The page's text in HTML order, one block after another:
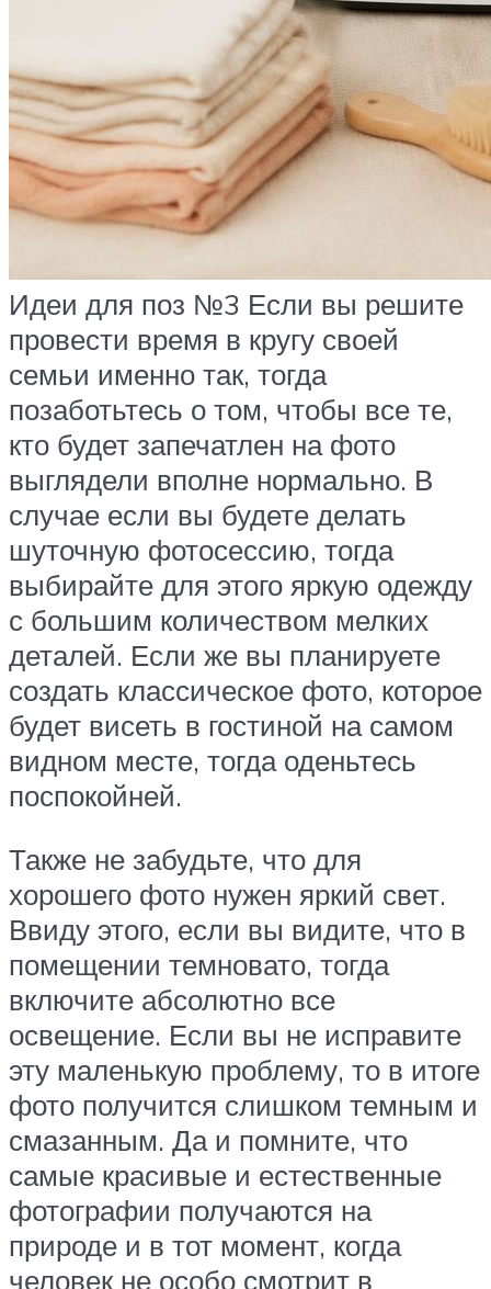
Идеи для поз №3 Если вы решите
провести время в кругу своей
семьи именно так, тогда
позаботьтесь о том, чтобы все те,
кто будет запечатлен на фото
выглядели вполне нормально. В
случае если вы будете делать
шуточную фотосессию, тогда
выбирайте для этого яркую одежду
с большим количеством мелких
деталей. Если же вы планируете
создать классическое фото, которое
будет висеть в гостиной на самом
видном месте, тогда оденьтесь
поспокойней.
Также не забудьте, что для
хорошего фото нужен яркий свет.
Ввиду этого, если вы видите, что в
помещении темновато, тогда
включите абсолютно все
освещение. Если вы не исправите
эту маленькую проблему, то в итоге
фото получится слишком темным и
смазанным. Да и помните, что
самые красивые и естественные
фотографии получаются на
природе и в тот момент, когда
человек не особо смотрит в